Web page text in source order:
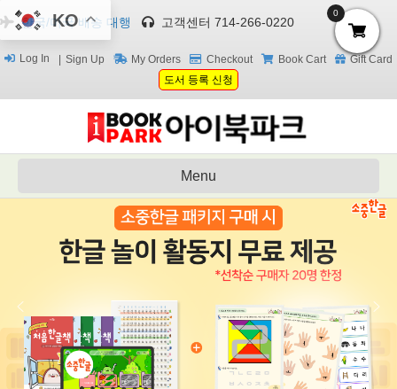
한국/미국 배송 대행 고객센터 714-266-0220
Log In Sign Up My Orders Checkout Book Cart
Gift Card
도서 등록 신청
Menu
KO 0